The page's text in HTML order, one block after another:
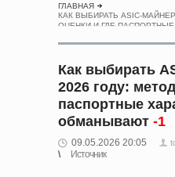
ГЛАВНАЯ
КАК ВЫБИРАТЬ ASIC-
ОЦЕНКИ И ГДЕ
Как выбирать
2026 году:
паспортные
обманывают -1
09.05.2026 20:05
Источник